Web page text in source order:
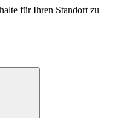
für Ihren Standort zu